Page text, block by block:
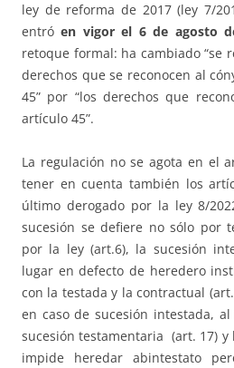
ley de reforma de 2017 (ley 7/
entróen vigor el 6 de agosto
retoque formal: ha cambiado “se
derechos que se reconocen al
45” por “los derechos que
artículo 45”.
La regulación no se agota en el
tener en cuenta también los
último derogado por la ley 8/
sucesión se defiere no sólo por
por la ley (art.6), la sucesión
lugar en defecto de heredero
con la testada y la contractual
en caso de sucesión intestada,
sucesión testamentaria (art. 17)
impide heredar abintestato